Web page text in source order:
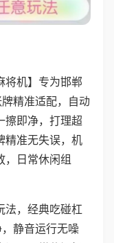
将机】专为邯郸
精准适配，自动
擦即净，打理超
精准无失误，机
，日常休闲组
法，经典吃碰杠
静音运行无噪